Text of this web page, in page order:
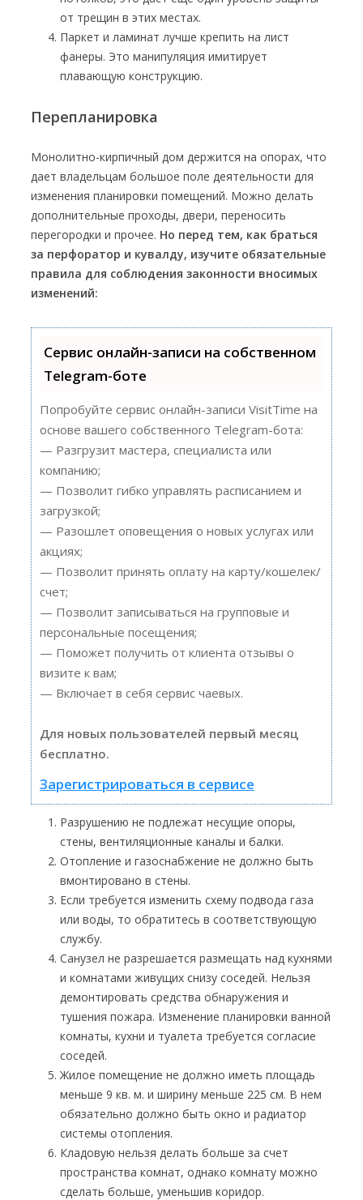
от трещин в этих местах.
Паркет и ламинат лучше крепить на лист
фанеры. Это манипуляция имитирует
плавающую конструкцию.
Перепланировка
Монолитно-кирпичный дом держится на опорах, что
дает владельцам большое поле деятельности для
изменения планировки помещений. Можно делать
дополнительные проходы, двери, переносить
перегородки и прочее. Но перед тем, как браться
за перфоратор и кувалду, изучите обязательные
правила для соблюдения законности вносимых
изменений:
Сервис онлайн-записи на собственном
Telegram-боте
Попробуйте сервис онлайн-записи VisitTime на
основе вашего собственного Telegram-бота:
— Разгрузит мастера, специалиста или
компанию;
— Позволит гибко управлять расписанием и
загрузкой;
— Разошлет оповещения о новых услугах или
акциях;
— Позволит принять оплату на карту/кошелек/
счет;
— Позволит записываться на групповые и
персональные посещения;
— Поможет получить от клиента отзывы о
визите к вам;
— Включает в себя сервис чаевых.
Для новых пользователей первый месяц
бесплатно.
Зарегистрироваться в сервисе
Разрушению не подлежат несущие опоры,
стены, вентиляционные каналы и балки.
Отопление и газоснабжение не должно быть
вмонтировано в стены.
Если требуется изменить схему подвода газа
или воды, то обратитесь в соответствующую
службу.
Санузел не разрешается размещать над кухнями
и комнатами живущих снизу соседей. Нельзя
демонтировать средства обнаружения и
тушения пожара. Изменение планировки ванной
комнаты, кухни и туалета требуется согласие
соседей.
Жилое помещение не должно иметь площадь
меньше 9 кв. м. и ширину меньше 225 см. В нем
обязательно должно быть окно и радиатор
системы отопления.
Кладовую нельзя делать больше за счет
пространства комнат, однако комнату можно
сделать больше, уменьшив коридор.